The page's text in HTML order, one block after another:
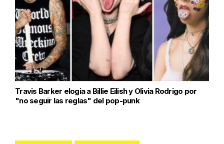
Travis Barker elogia a Billie Eilish y Olivia Rodrigo por
"no seguir las reglas" del pop-punk